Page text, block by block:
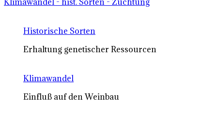
Historische Sorten
Erhaltung genetischer Ressourcen
Klimawandel
Einfluß auf den Weinbau